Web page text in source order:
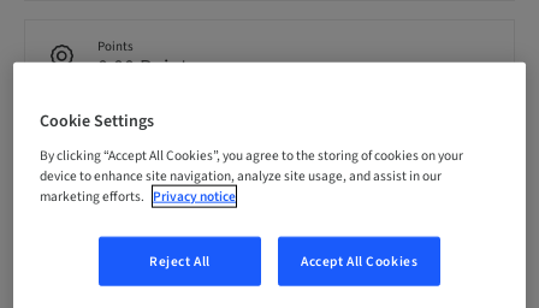
Points
0.00 Points
Delivery method
Event
National
Cookie Settings
By clicking “Accept All Cookies”, you agree to the storing of cookies on your
device to enhance site navigation, analyze site usage, and assist in our
marketing efforts. Privacy notice
Reject All Accept All Cookies